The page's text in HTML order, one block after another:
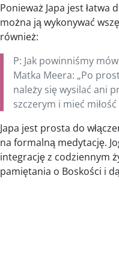
Ponieważ Japa jest
można ją wykonywać
również:
P: Jak powinniśmy
Matka Meera: „Po
należy się wysilać ani
szczerym i mieć miłość
Japa jest prosta do
na formalną medytację.
integrację z codziennym
pamiętania o Boskości i